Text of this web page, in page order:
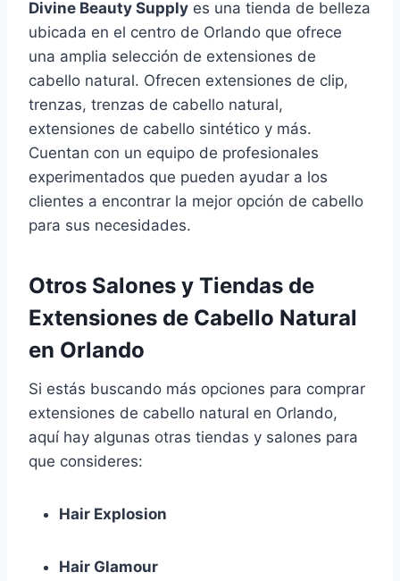
Divine Beauty Supply es una tienda de belleza
ubicada en el centro de Orlando que ofrece
una amplia selección de extensiones de
cabello natural. Ofrecen extensiones de clip,
trenzas, trenzas de cabello natural,
extensiones de cabello sintético y más.
Cuentan con un equipo de profesionales
experimentados que pueden ayudar a los
clientes a encontrar la mejor opción de cabello
para sus necesidades.
Otros Salones y Tiendas de
Extensiones de Cabello Natural
en Orlando
Si estás buscando más opciones para comprar
extensiones de cabello natural en Orlando,
aquí hay algunas otras tiendas y salones para
que consideres:
Hair Explosion
Hair Glamour